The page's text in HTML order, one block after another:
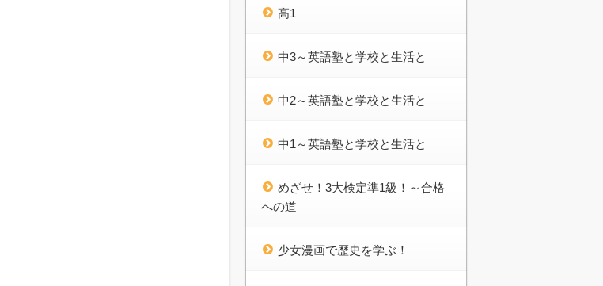
高1
中3～英語塾と学校と生活と
中2～英語塾と学校と生活と
中1～英語塾と学校と生活と
めざせ！3大検定準1級！～合格
への道
少女漫画で歴史を学ぶ！